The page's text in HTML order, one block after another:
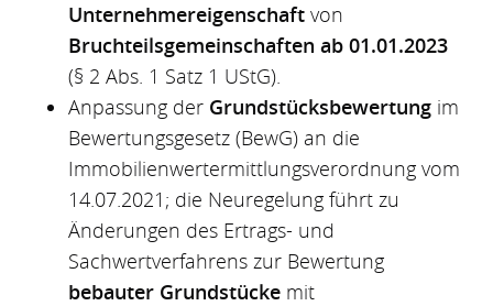
Unternehmereigenschaft von
Bruchteilsgemeinschaften ab 01.01.2023
(§ 2 Abs. 1 Satz 1 UStG).
Anpassung der Grundstücksbewertung im
Bewertungsgesetz (BewG) an die
Immobilienwertermittlungsverordnung vom
14.07.2021; die Neuregelung führt zu
Änderungen des Ertrags- und
Sachwertverfahrens zur Bewertung
bebauter Grundstücke mit